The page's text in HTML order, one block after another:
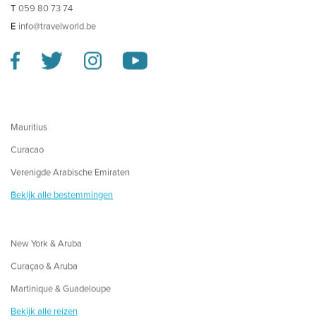
T 059 80 73 74
E info@travelworld.be
Mauritius
Curacao
Verenigde Arabische Emiraten
Bekijk alle bestemmingen
New York & Aruba
Curaçao & Aruba
Martinique & Guadeloupe
Bekijk alle reizen